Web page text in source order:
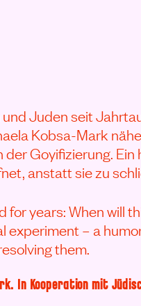
Juden seit
Kobsa-Mark
Goyifizierung.
anstatt sie zu
for years: When will
– a
them.
In Kooperation mit